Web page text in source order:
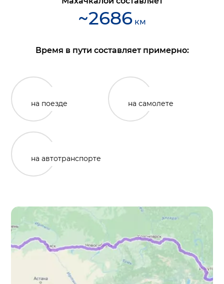
~2686 км
Время в пути составляет примерно:
на поезде на самолете
на автотранспорте